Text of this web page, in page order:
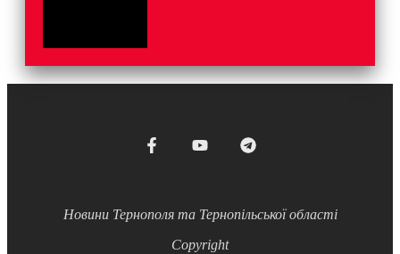
Новини Тернополя та Тернопільської області
Copyright